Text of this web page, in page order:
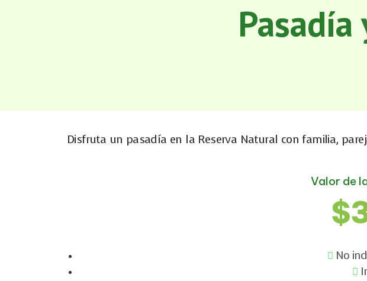
Disfruta un pasadía en la Reserva Natural con familia,
Valor de
No